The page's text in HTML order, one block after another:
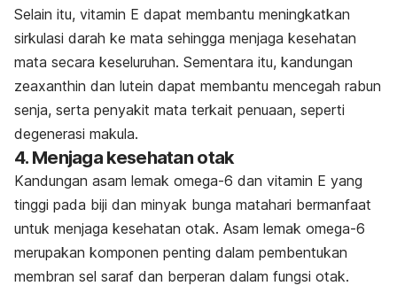
Selain itu, vitamin E dapat membantu meningkatkan
sirkulasi darah ke mata sehingga menjaga kesehatan
mata secara keseluruhan. Sementara itu, kandungan
zeaxanthin dan lutein dapat membantu mencegah rabun
senja, serta penyakit mata terkait penuaan, seperti
degenerasi makula.
4. Menjaga kesehatan otak
Kandungan asam lemak omega-6 dan vitamin E yang
tinggi pada biji dan minyak bunga matahari bermanfaat
untuk menjaga kesehatan otak. Asam lemak omega-6
merupakan komponen penting dalam pembentukan
membran sel saraf dan berperan dalam fungsi otak.